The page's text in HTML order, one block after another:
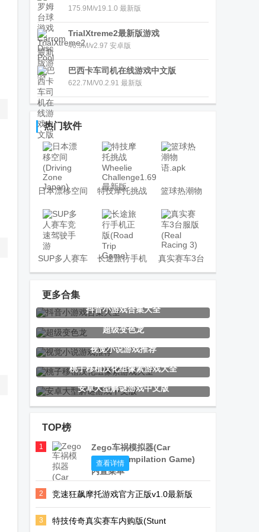
175.9M/v19.1.0 最新版
TrialXtreme2最新版游戏
46.9M/v2.97 安卓版
巴西卡车司机在线游戏中文版
622.7M/V0.2.91 最新版
热门软件
日本漂移空间
(Driving Zone
Japan)
特技摩托挑战
Wheelie
Challenge1.69
最新版
篮球热潮物
语.apk
SUP多人赛车
竞速驾驶手游
长途旅行手机
正版(Road
真实赛车3台
服版(Real
汽车修理工赛
simulator
racing)
真实摩托赛车
橄榄球大作战
超级变色龙画
宝可梦传说Z-
吞食鱼手游官
死神公主与异
书馆的怪物游
戏移植版
欢迎来到莉莉
卡的魔术秀手
机版
Lovecraft
Locker2完整
版
秘密盟会The
椿树下的私厨
更多合集
抖音小游戏合集大全
超级变色龙
视觉小说游戏推荐
桃子移植汉化组像素游戏大全
安卓大型解谜游戏中文版
TOP榜
1
Zego车祸模拟器(Car
Crash Compilation Game)
内置菜单
查看详情
2 竞速狂飙摩托游戏官方正版v1.0最新版
3
特技传奇真实赛车内购版(Stunt